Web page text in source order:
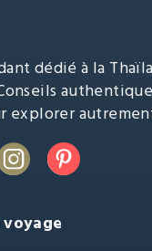
dédié à la
explorer